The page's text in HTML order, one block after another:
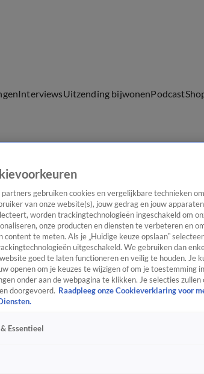
InterviewsUitzending bijwonenPodcast
partners gebruiken cookies en vergelijkbare technieken
van onze website(s), jouw gedrag en jouw
worden trackingtechnologieën ingeschakeld om
onze producten en diensten te verbeteren en
content te meten. Als je „Huidige keuze opslaan”
uitgeschakeld. We gebruiken dan
goed te laten functioneren en veilig te houden. Je
openen om je keuzes te wijzigen of om je toestemming
onder aan de webpagina te klikken. Je selecties
doorgevoerd. Raadpleeg onze Cookieverklaring voor
Essentieel